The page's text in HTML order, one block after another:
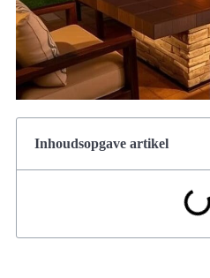
Inhoudsopgave artikel